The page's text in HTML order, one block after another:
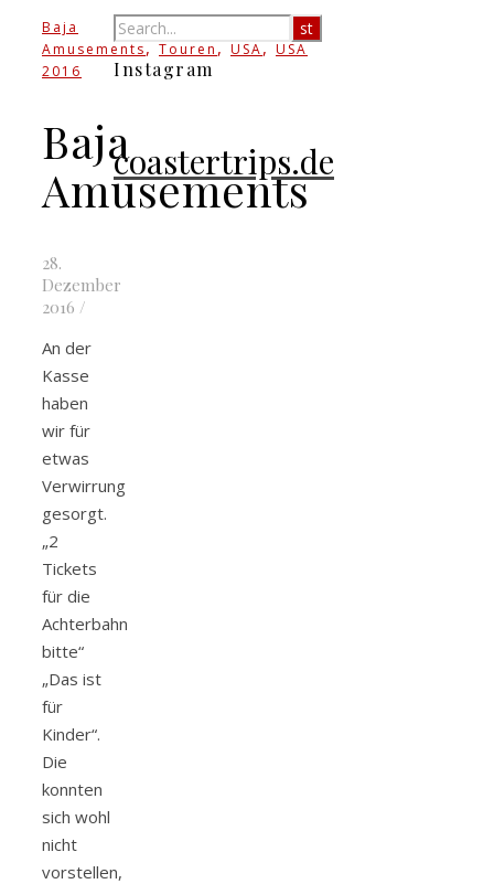
Baja
Amusements, Touren , USA, USA
2016
Baja
Amusements
28.
Dezember
2016 /
An der
Kasse
haben
wir für
etwas
Verwirrung
gesorgt.
„2
Tickets
für die
Achterbahn
bitte“
„Das ist
für
Kinder“.
Die
konnten
sich wohl
nicht
vorstellen,
Instagram
coastertrips.de